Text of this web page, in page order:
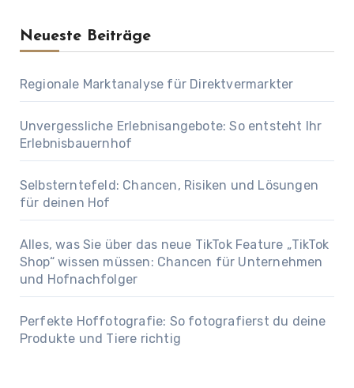
Neueste Beiträge
Regionale Marktanalyse für Direktvermarkter
Unvergessliche Erlebnisangebote: So entsteht Ihr
Erlebnisbauernhof
Selbsterntefeld: Chancen, Risiken und Lösungen
für deinen Hof
Alles, was Sie über das neue TikTok Feature „TikTok
Shop“ wissen müssen: Chancen für Unternehmen
und Hofnachfolger
Perfekte Hoffotografie: So fotografierst du deine
Produkte und Tiere richtig